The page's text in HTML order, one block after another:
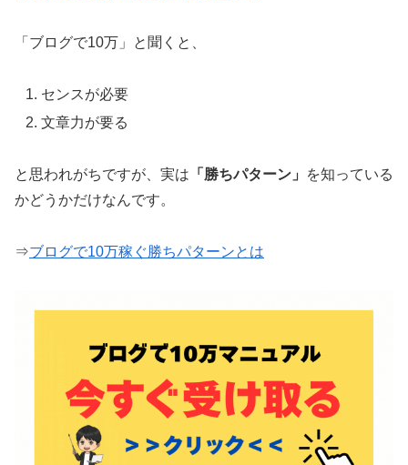
「ブログで10万」と聞くと、
センスが必要
文章力が要る
と思われがちですが、実は 「勝ちパターン」
を知っている
かどうかだけなんです。
⇒ブログで10万稼ぐ勝ちパターンとは